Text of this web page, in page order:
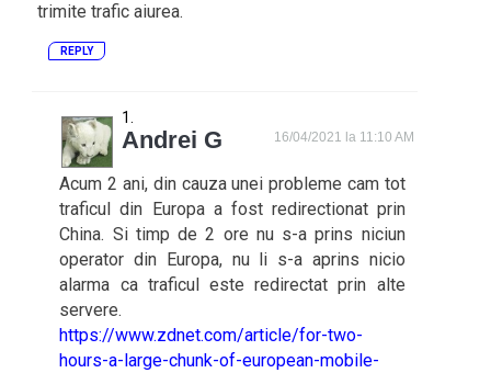
trimite trafic aiurea.
REPLY
Andrei G 16/04/2021 la 11:10 AM
Acum 2 ani, din cauza unei probleme cam tot
traficul din Europa a fost redirectionat prin
China. Si timp de 2 ore nu s-a prins niciun
operator din Europa, nu li s-a aprins nicio
alarma ca traficul este redirectat prin alte
servere.
https://www.zdnet.com/article/for-two-
hours-a-large-chunk-of-european-mobile-